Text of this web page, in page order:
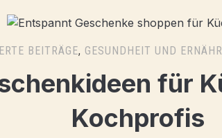
BEITRÄGE, GESUNDHEIT UND
für
Kochprofis